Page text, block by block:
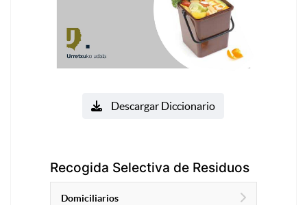
Descargar Diccionario
Recogida Selectiva de Residuos
Domiciliarios